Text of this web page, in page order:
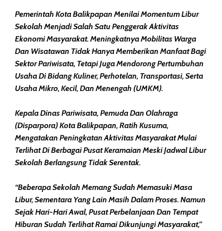
Pemerintah Kota Balikpapan Menilai Momentum Libur
Sekolah Menjadi Salah Satu Penggerak Aktivitas
Ekonomi Masyarakat. Meningkatnya Mobilitas Warga
Dan Wisatawan Tidak Hanya Memberikan Manfaat Bagi
Sektor Pariwisata, Tetapi Juga Mendorong Pertumbuhan
Usaha Di Bidang Kuliner, Perhotelan, Transportasi, Serta
Usaha Mikro, Kecil, Dan Menengah (UMKM).
Kepala Dinas Pariwisata, Pemuda Dan Olahraga
(Disparpora) Kota Balikpapan, Ratih Kusuma,
Mengatakan Peningkatan Aktivitas Masyarakat Mulai
Terlihat Di Berbagai Pusat Keramaian Meski Jadwal Libur
Sekolah Berlangsung Tidak Serentak.
“Beberapa Sekolah Memang Sudah Memasuki Masa
Libur, Sementara Yang Lain Masih Dalam Proses. Namun
Sejak Hari-Hari Awal, Pusat Perbelanjaan Dan Tempat
Hiburan Sudah Terlihat Ramai Dikunjungi Masyarakat,”